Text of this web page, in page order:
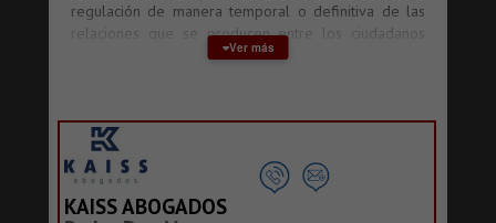
regulación de manera temporal o definitiva de las
relaciones que se producen entre los ciudadanos
extranjeros con el Estado español o de estos con los
de la estancia de aquellos En España.
¿Qué es la nacionalidad?
Se puede definir como aquel lazo o relación jurídica
Ver más
KAISS ABOGADOS